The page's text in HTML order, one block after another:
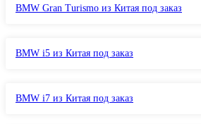
BMW Gran Turismo из Китая под заказ
BMW i5 из Китая под заказ
BMW i7 из Китая под заказ